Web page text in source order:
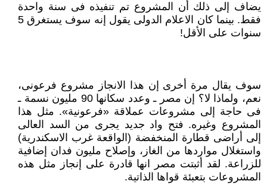
يضاف إلى ذلك أن المشروع تم تنفيذه فى سنة واحدة
فقط. بينما كان الاعلام الدولى يقول إنه سوف يستغرق 5
سنوات على الأقل!
سوف يقال مرة أخرى إن هذا الانجاز مشروع فرعونى،
نعم، ولماذا لا؟ إن مصر ـ وعدد سكانها 90 مليون نسمة ـ
فى حاجة إلى مشروعات عملاقة «فرعونية». مثل هذا
المشروع وغيره. فتح واد جديد يجرى من السد العالى
إلى أراضى قطارة المنخفضة (الواقعة غرب الاسكندرية)
واستغلال مواردها من الغاز، وإصلاح مليون فدان إضافية
للزراعة. لقد أثبتت مصر انها قادرة على إنجاز مثل هذه
المشروعات بتعبئة قواها الذاتية.